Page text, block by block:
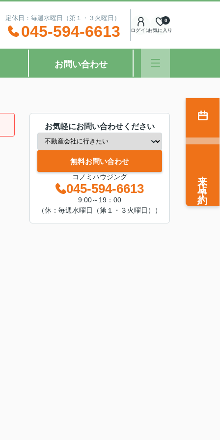
休日：毎週水曜日（第１・３火曜日）
045-594-6613 ログインお気に入り
0
お問い合わせ
お気軽にお問い合わせください
無料お問い合わせ
コノミハウジング
045-594-6613
9:00～19：00
（休：毎週水曜日（第１・３火曜日））
来店予約